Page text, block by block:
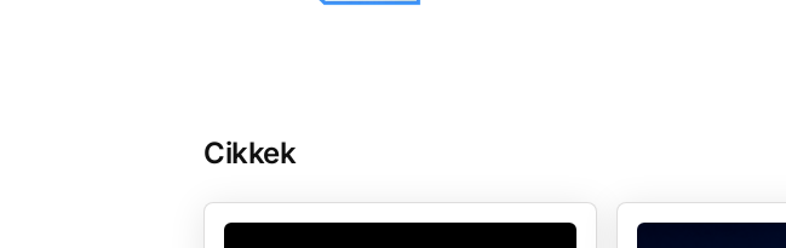
Cikkek